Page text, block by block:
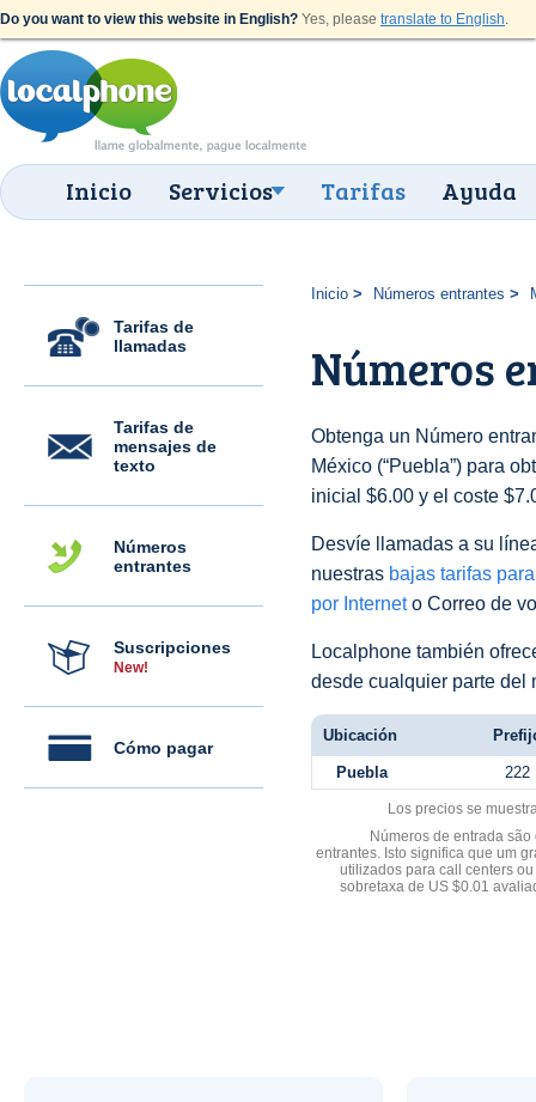
Do you want to view this website in English? Yes, please translate to English.
Inicio Servicios Tarifas Ayuda
Tarifas de
llamadas
Tarifas de
mensajes de
texto
Números
entrantes
Suscripciones
New!
Cómo pagar
Inicio Números entrantes
Números
Obtenga un Número
México (“Puebla”) para
inicial $6.00 y el coste
Desvíe llamadas a su
nuestras bajas tarifas
por Interneto Correo de
Localphone también
desde cualquier parte del
Ubicación
Puebla 222
Los precios se
Números de entrada
entrantes. Isto significa que um
utilizados para call centers
sobretaxa de US $0.01